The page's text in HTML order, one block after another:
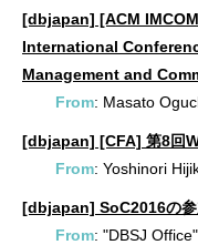
[dbjapan] [ACM
International
Management and
From: Masato
[dbjapan] [CFA] 第8回
From: Yoshinori
[dbjapan] SoC2016の参
From: "DBSJ